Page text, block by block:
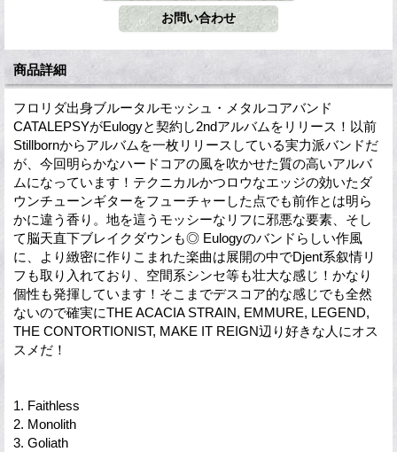
商品詳細
フロリダ出身ブルータルモッシュ・メタルコアバンド
CATALEPSYがEulogyと契約し2ndアルバムをリリース！以前
Stillbornからアルバムを一枚リリースしている実力派バンドだ
が、今回明らかなハードコアの風を吹かせた質の高いアルバ
ムになっています！テクニカルかつロウなエッジの効いたダ
ウンチューンギターをフューチャーした点でも前作とは明ら
かに違う香り。地を這うモッシーなリフに邪悪な要素、そし
て脳天直下ブレイクダウンも◎ Eulogyのバンドらしい作風
に、より緻密に作りこまれた楽曲は展開の中でDjent系叙情リ
フも取り入れており、空間系シンセ等も壮大な感じ！かなり
個性も発揮しています！そこまでデスコア的な感じでも全然
ないので確実にTHE ACACIA STRAIN, EMMURE, LEGEND,
THE CONTORTIONIST, MAKE IT REIGN辺り好きな人にオス
スメだ！
1. Faithless
2. Monolith
3. Goliath